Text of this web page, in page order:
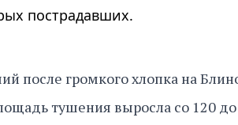
пострадавших.
после громкого хлопка на
тушения выросла со 120